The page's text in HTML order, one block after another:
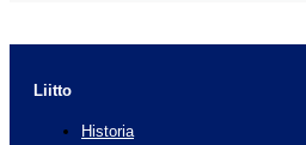
Liitto
Historia